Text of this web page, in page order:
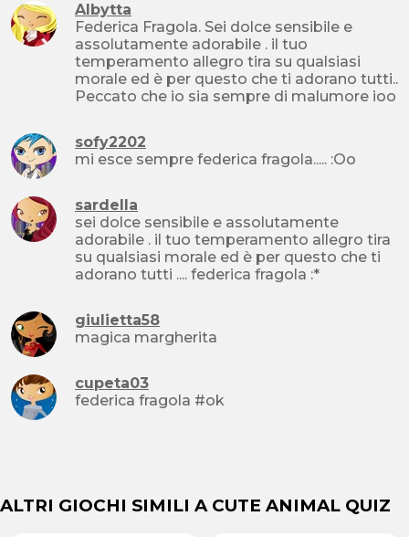
Albytta
Federica Fragola. Sei dolce sensibile e
assolutamente adorabile . il tuo
temperamento allegro tira su qualsiasi
morale ed è per questo che ti adorano tutti..
Peccato che io sia sempre di malumore ioo
sofy2202
mi esce sempre federica fragola..... :Oo
sardella
sei dolce sensibile e assolutamente
adorabile . il tuo temperamento allegro tira
su qualsiasi morale ed è per questo che ti
adorano tutti .... federica fragola :*
giulietta58
magica margherita
cupeta03
federica fragola #ok
ALTRI GIOCHI SIMILI A CUTE ANIMAL QUIZ